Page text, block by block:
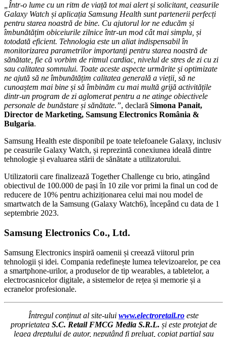
„Într-o lume cu un ritm de viață tot mai alert și solicitant, ceasurile
Galaxy Watch și aplicația Samsung Health sunt partenerii perfecți
pentru starea noastră de bine. Cu ajutorul lor ne educăm și
îmbunătățim obiceiurile zilnice într-un mod cât mai simplu, și
totodată eficient. Tehnologia este un aliat indispensabil în
monitorizarea parametrilor importanți pentru starea noastră de
sănătate, fie că vorbim de ritmul cardiac, nivelul de stres de zi cu zi
sau calitatea somnului. Toate aceste aspecte urmărite și optimizate
ne ajută să ne îmbunătățim calitatea generală a vieții, să ne
cunoaștem mai bine și să îmbinăm cu mai multă grijă activitățile
dintr-un program de zi aglomerat pentru a ne atinge obiectivele
personale de bunăstare și sănătate.”, declară Simona Panait,
Director de Marketing, Samsung Electronics România &
Bulgaria.
Samsung Health este disponibil pe toate telefoanele Galaxy, inclusiv
pe ceasurile Galaxy Watch, și reprezintă conexiunea ideală dintre
tehnologie și evaluarea stării de sănătate a utilizatorului.
Utilizatorii care finalizează Together Challenge cu brio, atingând
obiectivul de 100.000 de pași în 10 zile vor primi la final un cod de
reducere de 10% pentru achiziționarea celui mai nou model de
smartwatch de la Samsung (Galaxy Watch6), începând cu data de 1
septembrie 2023.
Samsung Electronics Co., Ltd.
Samsung Electronics inspiră oamenii și creează viitorul prin
tehnologii și idei. Compania redefinește lumea televizoarelor, pe cea
a smartphone-urilor, a produselor de tip wearables, a tabletelor, a
electrocasnicelor digitale, a sistemelor de rețea și memorie și a
ecranelor profesionale.
Întregul conținut al site-ului www.electroretail.ro este
proprietatea S.C. Retail FMCG Media S.R.L. și este protejat de
legea dreptului de autor, neputând fi preluat, copiat parțial sau